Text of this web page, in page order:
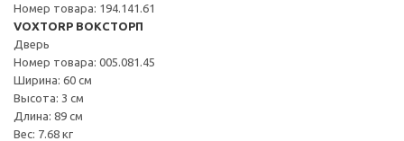
Номер товара: 194.141.61
VOXTORP ВОКСТОРП
Дверь
Номер товара: 005.081.45
Ширина: 60 см
Высота: 3 см
Длина: 89 см
Вес: 7.68 кг